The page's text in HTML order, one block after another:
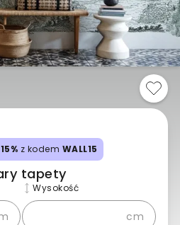
z kodem WALL15
tapety
Wysokość
cm